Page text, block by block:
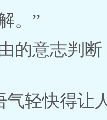
。”
的意志判
气轻快得让